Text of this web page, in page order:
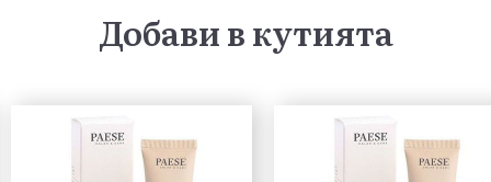
Добави в кутията